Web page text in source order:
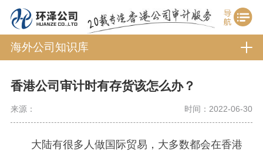
海外公司知识库
香港公司审计时有存货该怎么办？
来源： 时间：2022-06-30
大陆有很多人做国际贸易，大多数都会在香港